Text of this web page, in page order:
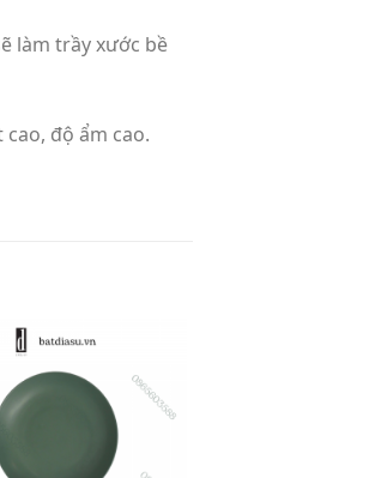
làm trầy xước bề
độ ẩm cao.